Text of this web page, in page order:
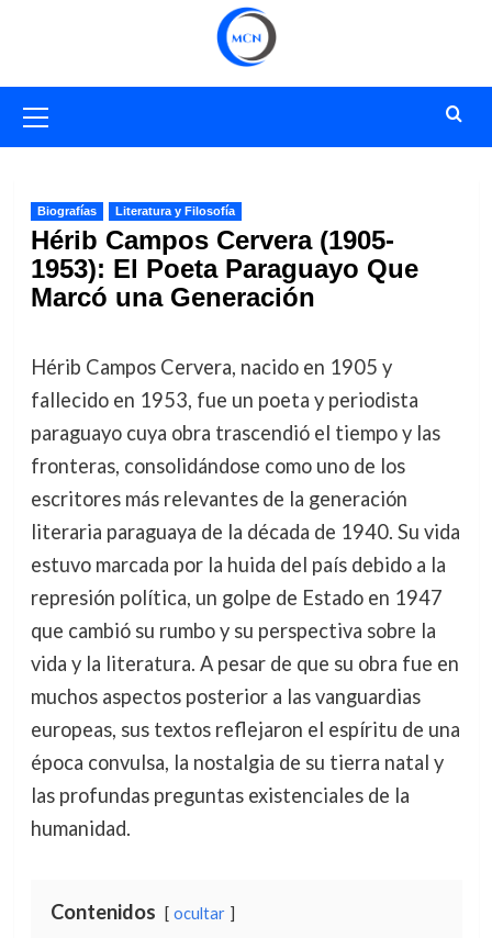
primario
Biografías Literatura y Filosofía
Hérib Campos Cervera (1905-
1953): El Poeta Paraguayo Que
Marcó una Generación
Hérib Campos Cervera, nacido en 1905 y
fallecido en 1953, fue un poeta y periodista
paraguayo cuya obra trascendió el tiempo y las
fronteras, consolidándose como uno de los
escritores más relevantes de la generación
literaria paraguaya de la década de 1940. Su vida
estuvo marcada por la huida del país debido a la
represión política, un golpe de Estado en 1947
que cambió su rumbo y su perspectiva sobre la
vida y la literatura. A pesar de que su obra fue en
muchos aspectos posterior a las vanguardias
europeas, sus textos reflejaron el espíritu de una
época convulsa, la nostalgia de su tierra natal y
las profundas preguntas existenciales de la
humanidad.
Contenidos ocultar